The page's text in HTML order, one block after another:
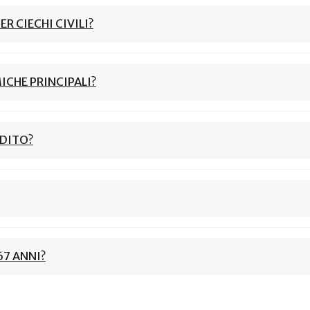
CIECHI CIVILI?
PRINCIPALI?
ANNI?